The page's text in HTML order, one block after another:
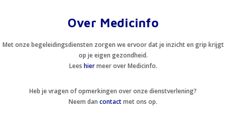
Over Medicinfo
Met onze begeleidingsdiensten zorgen we ervoor dat je inzicht en grip krijgt
op je eigen gezondheid.
Lees hiermeer over Medicinfo.
Heb je vragen of opmerkingen over onze dienstverlening?
Neem dan contactmet ons op.